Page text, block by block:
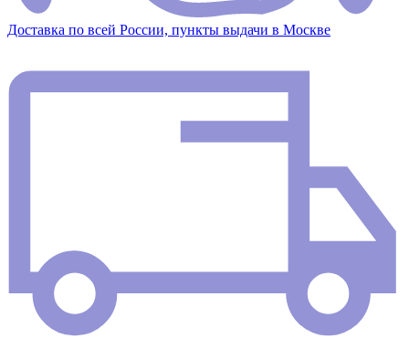
Доставка по всей России, пункты выдачи в Москве